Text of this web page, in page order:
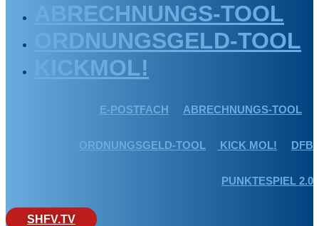
ABRECHNUNGS-TOOL
ORDNUNGSGELD-TOOL
KICKMOL!
E-POSTFACH ABRECHNUNGS-TOOL
ORDNUNGSGELD-TOOL KICK MOL! DFB
PUNKTESPIEL 2.0
SHFV.TV